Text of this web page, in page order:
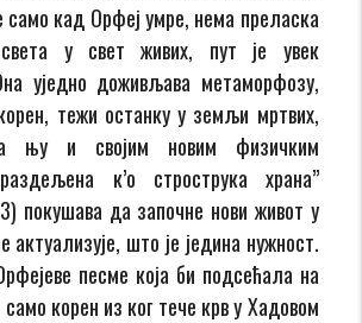
само кад Орфеј умре, нема преласка
у свет живих, пут је увек
уједно доживљава метаморфозу,
тежи останку у земљи мртвих,
њу и својим новим физичким
к’о строструка храна”
покушава да започне нови живот у
актуализује, што је једина нужност.
песме која би подсећала на
корен из ког тече крв у Хадовом